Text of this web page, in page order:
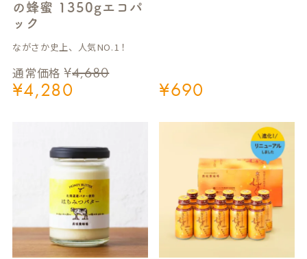
の蜂蜜 1350gエコパ
ック
通常価格 ¥4,680
¥4,280
ながさか史上、人気NO.1！
¥690